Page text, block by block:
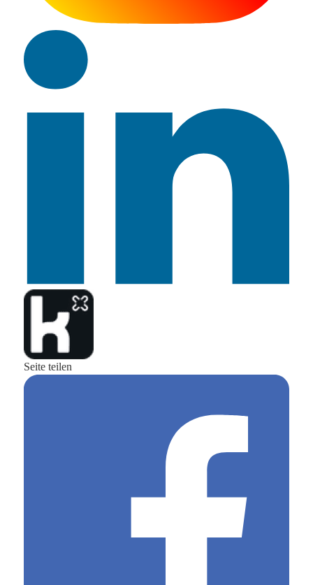
Seite teilen